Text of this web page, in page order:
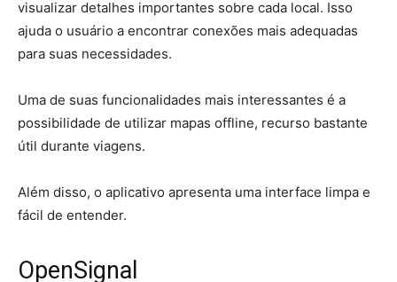
visualizar detalhes importantes sobre cada local. Isso
ajuda o usuário a encontrar conexões mais adequadas
para suas necessidades.
Uma de suas funcionalidades mais interessantes é a
possibilidade de utilizar mapas offline, recurso bastante
útil durante viagens.
Além disso, o aplicativo apresenta uma interface limpa e
fácil de entender.
OpenSignal